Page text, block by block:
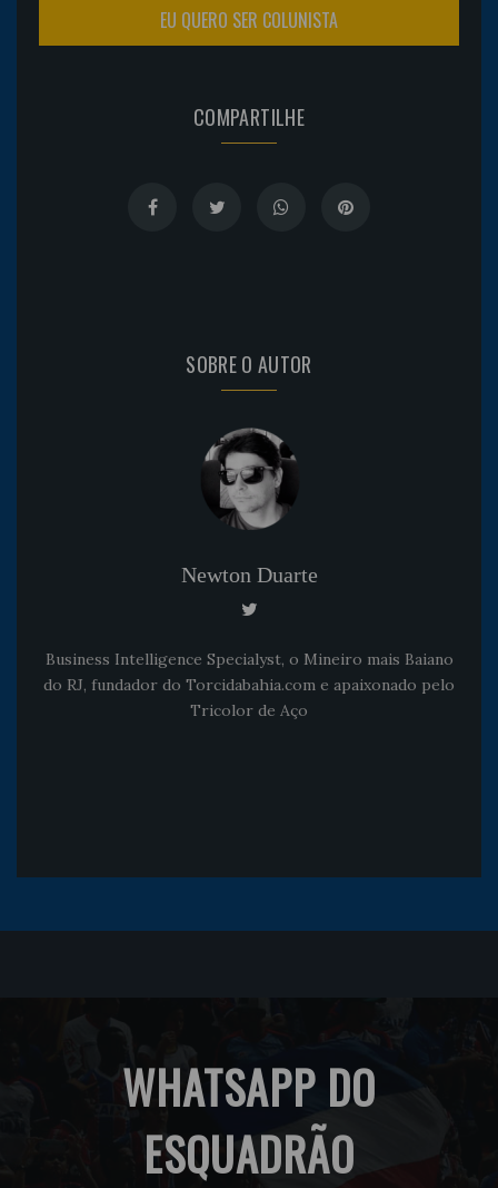
EU QUERO SER COLUNISTA
COMPARTILHE
SOBRE O AUTOR
Newton Duarte
Business Intelligence Specialyst, o Mineiro mais Baiano
do RJ, fundador do Torcidabahia.com e apaixonado pelo
Tricolor de Aço
WHATSAPP DO
ESQUADRÃO